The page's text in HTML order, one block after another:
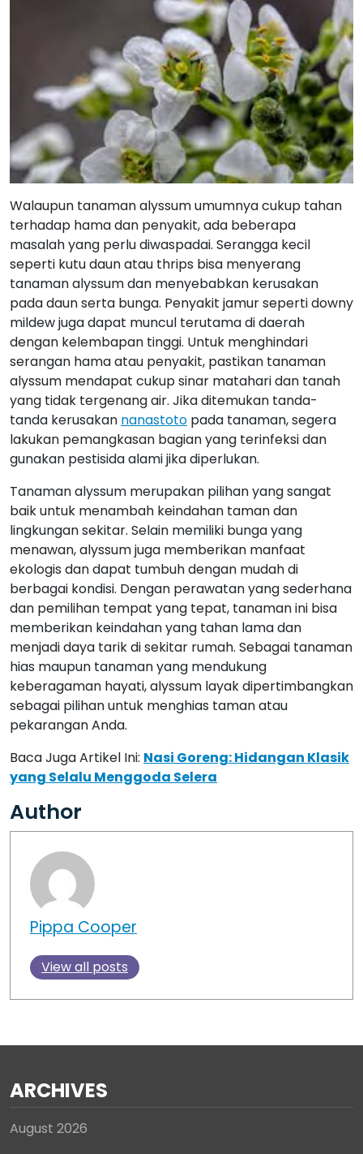
Walaupun tanaman alyssum umumnya cukup tahan
terhadap hama dan penyakit, ada beberapa
masalah yang perlu diwaspadai. Serangga kecil
seperti kutu daun atau thrips bisa menyerang
tanaman alyssum dan menyebabkan kerusakan
pada daun serta bunga. Penyakit jamur seperti downy
mildew juga dapat muncul terutama di daerah
dengan kelembapan tinggi. Untuk menghindari
serangan hama atau penyakit, pastikan tanaman
alyssum mendapat cukup sinar matahari dan tanah
yang tidak tergenang air. Jika ditemukan tanda-
tanda kerusakan nanastoto pada tanaman, segera
lakukan pemangkasan bagian yang terinfeksi dan
gunakan pestisida alami jika diperlukan.
Tanaman alyssum merupakan pilihan yang sangat
baik untuk menambah keindahan taman dan
lingkungan sekitar. Selain memiliki bunga yang
menawan, alyssum juga memberikan manfaat
ekologis dan dapat tumbuh dengan mudah di
berbagai kondisi. Dengan perawatan yang sederhana
dan pemilihan tempat yang tepat, tanaman ini bisa
memberikan keindahan yang tahan lama dan
menjadi daya tarik di sekitar rumah. Sebagai tanaman
hias maupun tanaman yang mendukung
keberagaman hayati, alyssum layak dipertimbangkan
sebagai pilihan untuk menghias taman atau
pekarangan Anda.
Baca Juga Artikel Ini: Nasi Goreng: Hidangan Klasik
yang Selalu Menggoda Selera
Author
Pippa Cooper
View all posts
ARCHIVES
August 2026